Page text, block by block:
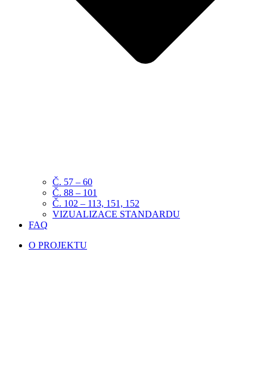
Č. 57 – 60
Č. 88 – 101
Č. 102 – 113, 151, 152
VIZUALIZACE STANDARDU
FAQ
O PROJEKTU